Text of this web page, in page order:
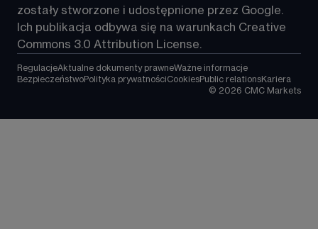
zostały stworzone i udostępnione przez Google.
Ich publikacja odbywa się na warunkach Creative
Commons 3.0 Attribution License.
RegulacjeAktualne dokumenty prawneWażne informacje
BezpieczeństwoPolityka prywatnościCookiesPublic relationsKariera
© 2026 CMC Markets